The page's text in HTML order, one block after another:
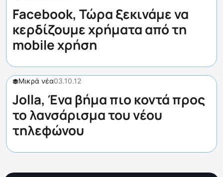
Facebook, Τώρα ξεκινάμε να
κερδίζουμε χρήματα από τη
mobile χρήση
Μικρά νέα03.10.12
Jolla, Ένα βήμα πιο κοντά προς
το λανσάρισμα του νέου
τηλεφώνου